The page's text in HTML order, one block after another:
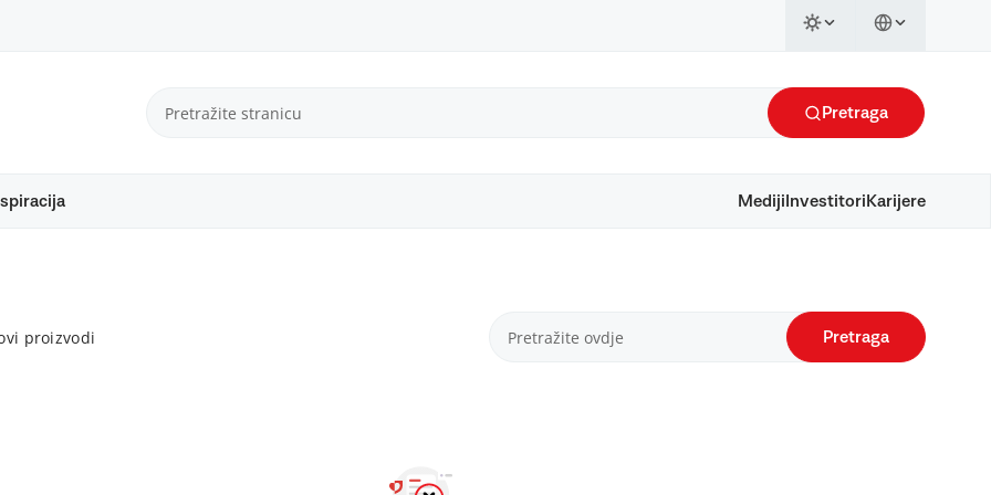
Pretraga
Mediji Investitori Karijere
proizvodi Pretraga